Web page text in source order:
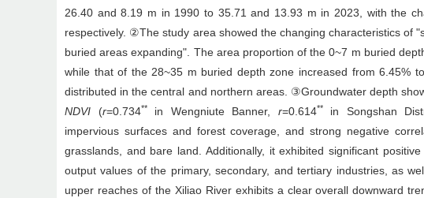
26.40 and 8.19 m in 1990 to 35.71 and 13.93 m in 2023, with the
respectively. ②The study area showed the changing characteristics of
buried areas expanding". The area proportion of the 0~7 m buried
while that of the 28~35 m buried depth zone increased from 6.45%
distributed in the central and northern areas. ③Groundwater depth
NDVI (r=0.734**in Wengniute Banner, r=0.614**in Songshan
impervious surfaces and forest coverage, and strong negative
grasslands, and bare land. Additionally, it exhibited significant
output values of the primary, secondary, and tertiary industries, as
upper reaches of the Xiliao River exhibits a clear overall downward